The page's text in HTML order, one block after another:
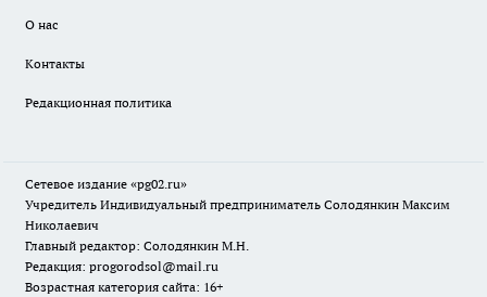
О нас
Контакты
Редакционная политика
Сетевое издание «pg02.ru»
Учредитель Индивидуальный предприниматель Солодянкин Максим
Николаевич
Главный редактор: Солодянкин М.Н.
Редакция: progorodsol@mail.ru
Возрастная категория сайта: 16+